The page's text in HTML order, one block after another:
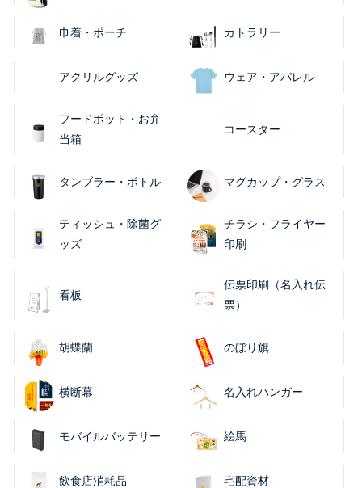
巾着・ポーチ カトラリー
アクリルグッズ ウェア・アパレル
フードポット・お弁
当箱
コースター
タンブラー・ボトル マグカップ・グラス
ティッシュ・除菌グ
ッズ
チラシ・フライヤー
印刷
看板
伝票印刷（名入れ伝
票）
胡蝶蘭 のぼり旗
横断幕 名入れハンガー
モバイルバッテリー 絵馬
飲食店消耗品 宅配資材